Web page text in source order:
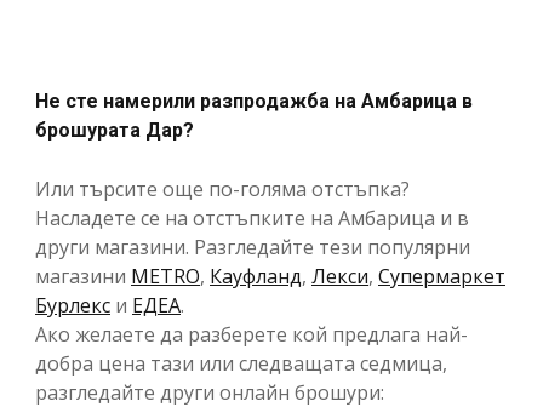
Не сте намерили разпродажба на Амбарица в
брошурата Дар?
Или търсите още по-голяма отстъпка?
Насладете се на отстъпките на Амбарица и в
други магазини. Разгледайте тези популярни
магазини METRO, Кауфланд, Лекси, Супермаркет
Бурлекс и ЕДЕА.
Ако желаете да разберете кой предлага най-
добра цена тази или следващата седмица,
разгледайте други онлайн брошури: